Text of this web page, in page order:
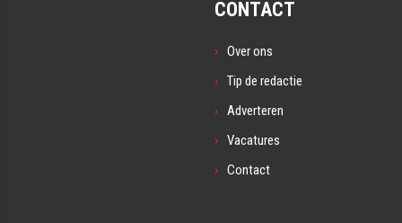
CONTACT
Over ons
Tip de redactie
Adverteren
Vacatures
Contact